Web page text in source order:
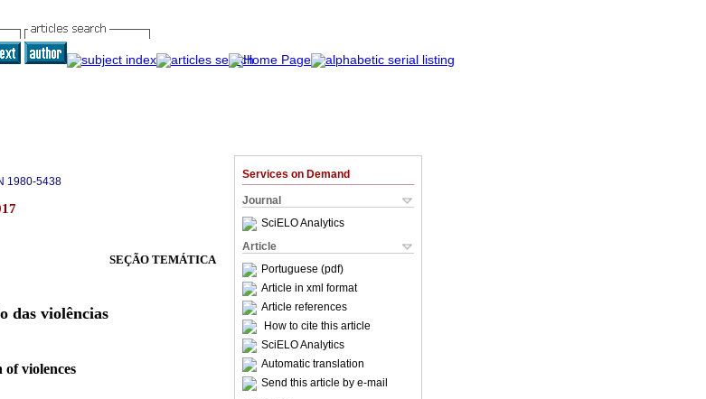
Services on Demand
Journal
SciELO Analytics
Article
Portuguese (pdf)
Article in xml format
Article references
How to cite this article
SciELO Analytics
Automatic translation
Send this article by e-mail
1980-5438
SEÇÃO TEMÁTICA
das violências
violences